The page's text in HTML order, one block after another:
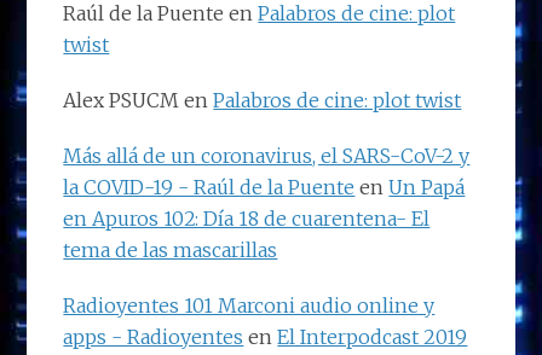
Raúl de la Puente enPalabros de cine: plot
twist
Alex PSUCM enPalabros de cine: plot twist
Más allá de un coronavirus, el SARS-CoV-2 y
la COVID-19 - Raúl de la Puente enUn Papá
en Apuros 102: Día 18 de cuarentena- El
tema de las mascarillas
Radioyentes 101 Marconi audio online y
apps - Radioyentes enEl Interpodcast 2019